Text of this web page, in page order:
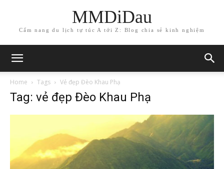
MMDiDau
Cẩm nang du lịch tự túc A tới Z: Blog chia sẻ kinh nghiệm
Home Tags Vẻ đẹp Đèo Khau Phạ
Tag: vẻ đẹp Đèo Khau Phạ